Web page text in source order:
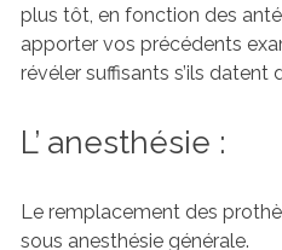
plus tôt, en fonction des
apporter vos précédents
révéler suffisants s’ils datent
L’ anesthésie :
Le remplacement des
sous anesthésie générale.